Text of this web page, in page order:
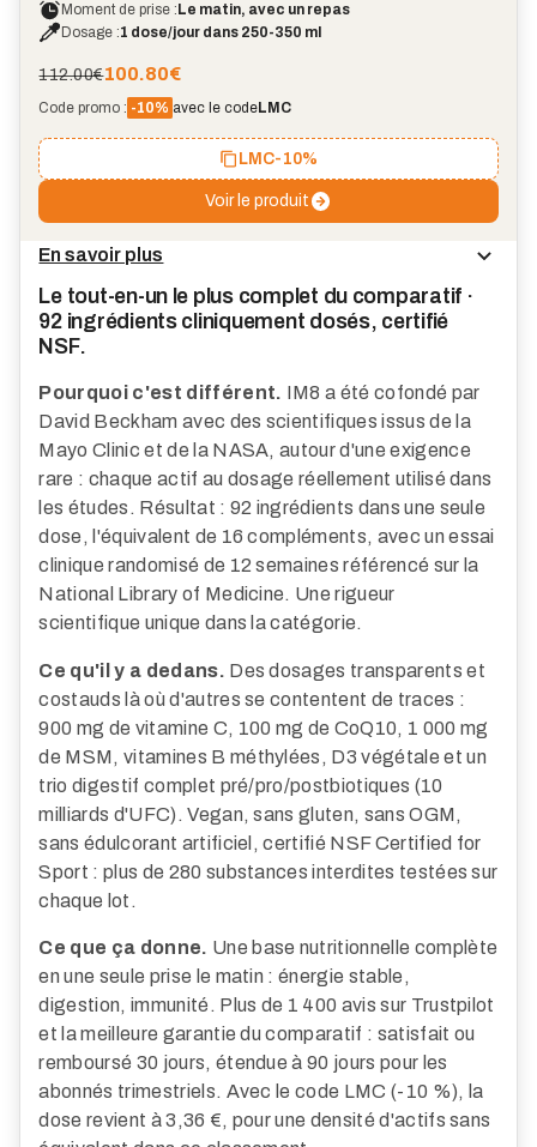
Moment de prise : Le matin, avec un repas
Dosage :1 dose/jour dans 250-350 ml
112.00€100.80€
Code promo : -10% avec le codeLMC
LMC-10%
Voir le produit
En savoir plus
Le tout-en-un le plus complet du comparatif ·
92 ingrédients cliniquement dosés, certifié
NSF.
Pourquoi c'est différent. IM8 a été cofondé par
David Beckham avec des scientifiques issus de la
Mayo Clinic et de la NASA, autour d'une exigence
rare : chaque actif au dosage réellement utilisé dans
les études. Résultat : 92 ingrédients dans une seule
dose, l'équivalent de 16 compléments, avec un essai
clinique randomisé de 12 semaines référencé sur la
National Library of Medicine. Une rigueur
scientifique unique dans la catégorie.
Ce qu'il y a dedans. Des dosages transparents et
costauds là où d'autres se contentent de traces :
900 mg de vitamine C, 100 mg de CoQ10, 1 000 mg
de MSM, vitamines B méthylées, D3 végétale et un
trio digestif complet pré/pro/postbiotiques (10
milliards d'UFC). Vegan, sans gluten, sans OGM,
sans édulcorant artificiel, certifié NSF Certified for
Sport : plus de 280 substances interdites testées sur
chaque lot.
Ce que ça donne. Une base nutritionnelle complète
en une seule prise le matin : énergie stable,
digestion, immunité. Plus de 1 400 avis sur Trustpilot
et la meilleure garantie du comparatif : satisfait ou
remboursé 30 jours, étendue à 90 jours pour les
abonnés trimestriels. Avec le code LMC (-10 %), la
dose revient à 3,36 €, pour une densité d'actifs sans